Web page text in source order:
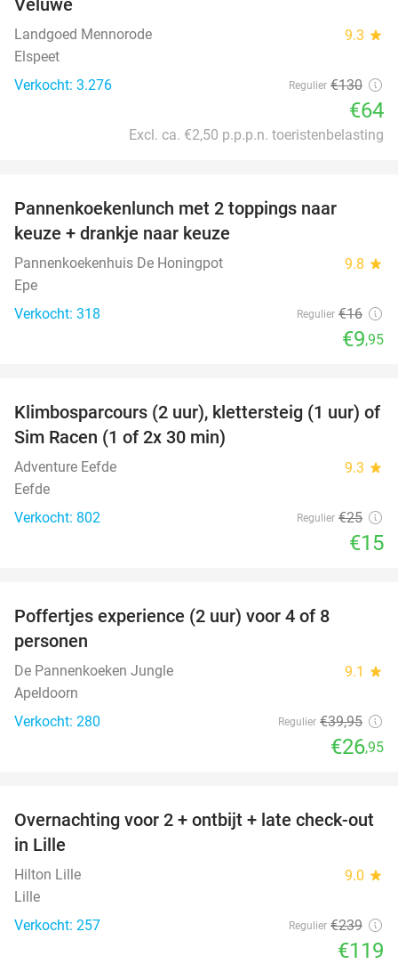
Landgoed Mennorode 9.3 star
Elspeet
Verkocht: 3.276
Regulier €130
€64
Excl. ca. €2,50 p.p.p.n. toeristenbelasting
Pannenkoekenlunch met 2 toppings naar
keuze + drankje naar keuze
Pannenkoekenhuis De Honingpot 9.8 star
Epe
Verkocht: 318
Regulier €16
€9,95
40%
Klimbosparcours (2 uur), klettersteig (1 uur) of
Sim Racen (1 of 2x 30 min)
Adventure Eefde 9.3 star
Eefde
Verkocht: 802
Regulier €25
€15
Poffertjes experience (2 uur) voor 4 of 8
personen
De Pannenkoeken Jungle 9.1 star
Apeldoorn
Verkocht: 280
Regulier €39,95
€26,95
50%
Overnachting voor 2 + ontbijt + late check-out
in Lille
Hilton Lille 9.0 star
Lille
Verkocht: 257
Regulier €239
€119